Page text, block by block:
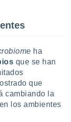
ha
que se han
que
cambiando la
los ambientes